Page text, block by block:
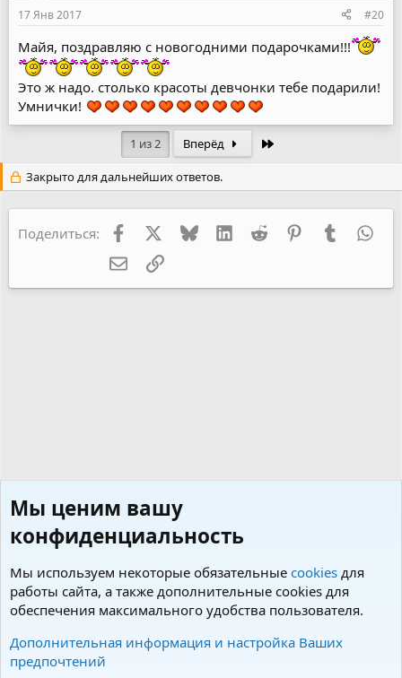
17 Янв 2017 #20
Майя, поздравляю с новогодними подарочками!!!
Это ж надо. столько красоты девчонки тебе подарили!
Умнички!
1 из 2 Вперёд
Закрыто для дальнейших ответов.
Поделиться: Facebook BlueskyLinkedInReddit PinterestTumblr
Электронная почта
Ссылка
Предлагаем щенков
Cookies Charm by DCom
Мы ценим вашу
конфиденциальность
Мы используем некоторые обязательные cookies для
работы сайта, а также дополнительные cookies для
обеспечения максимального удобства пользователя.
Дополнительная информация и настройка Ваших
предпочтений